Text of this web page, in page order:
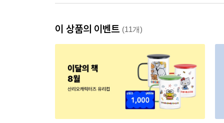
이 상품의 이벤트 (11개)